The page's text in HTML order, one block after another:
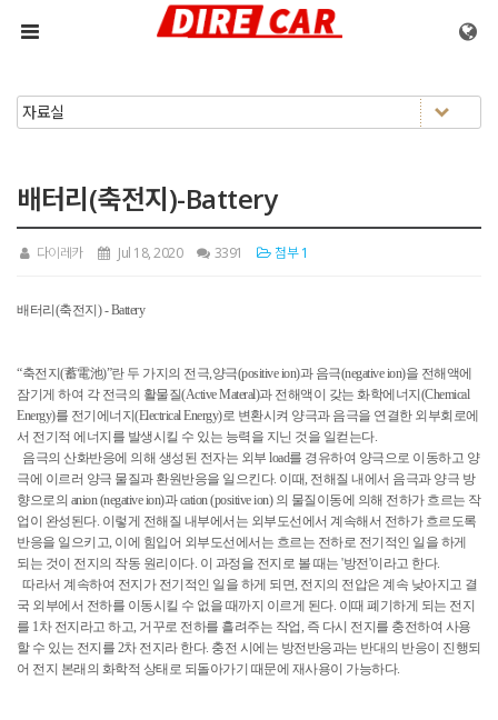
메뉴 건너뛰기
배터리(축전지)-Battery
다이레카 Jul 18, 2020 3391 첨부 1
배터리(축전지) - Battery
“축전지(蓄電池)”란 두 가지의 전극,양극(positive ion)과 음극(negative ion)을 전해액에
잠기게 하여 각 전극의 활물질(Active Materal)과 전해액이 갖는 화학에너지(Chemical
Energy)를 전기에너지(Electrical Energy)로 변환시켜 양극과 음극을 연결한 외부회로에
서 전기적 에너지를 발생시킬 수 있는 능력을 지닌 것을 일컫는다.
음극의 산화반응에 의해 생성된 전자는 외부 load를 경유하여 양극으로 이동하고 양
극에 이르러 양극 물질과 환원반응을 일으킨다. 이때, 전해질 내에서 음극과 양극 방
향으로의 anion (negative ion)과 cation (positive ion) 의 물질이동에 의해 전하가 흐르는 작
업이 완성된다. 이렇게 전해질 내부에서는 외부도선에서 계속해서 전하가 흐르도록
반응을 일으키고, 이에 힘입어 외부도선에서는 흐르는 전하로 전기적인 일을 하게
되는 것이 전지의 작동 원리이다. 이 과정을 전지로 볼 때는 '방전'이라고 한다.
따라서 계속하여 전지가 전기적인 일을 하게 되면, 전지의 전압은 계속 낮아지고 결
국 외부에서 전하를 이동시킬 수 없을 때까지 이르게 된다. 이때 폐기하게 되는 전지
를 1차 전지라고 하고, 거꾸로 전하를 흘려주는 작업, 즉 다시 전지를 충전하여 사용
할 수 있는 전지를 2차 전지라 한다. 충전 시에는 방전반응과는 반대의 반응이 진행되
어 전지 본래의 화학적 상태로 되돌아가기 때문에 재사용이 가능하다.